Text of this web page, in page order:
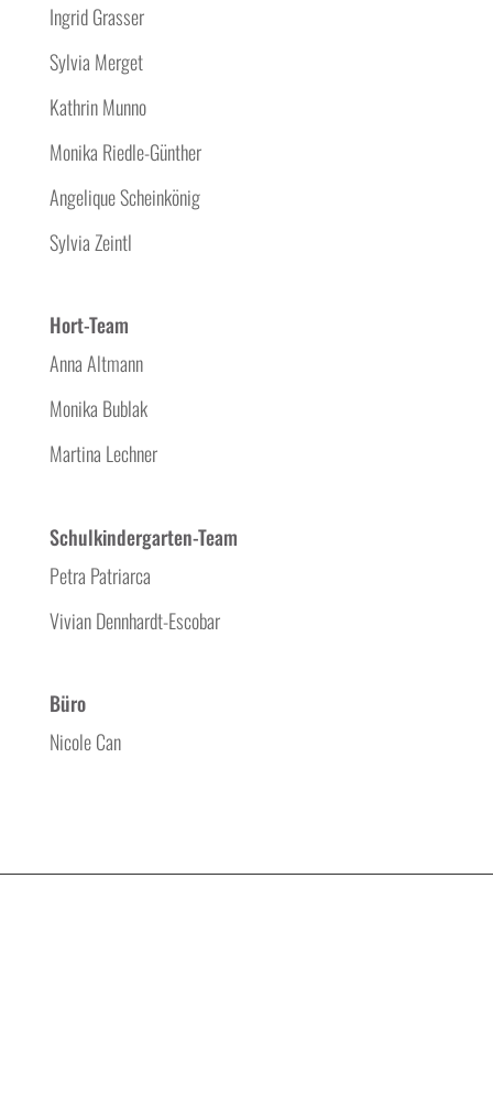
Ingrid Grasser
Sylvia Merget
Kathrin Munno
Monika Riedle-Günther
Angelique Scheinkönig
Sylvia Zeintl
Hort-Team
Anna Altmann
Monika Bublak
Martina Lechner
Schulkindergarten-Team
Petra Patriarca
Vivian Dennhardt-Escobar
Büro
Nicole Can